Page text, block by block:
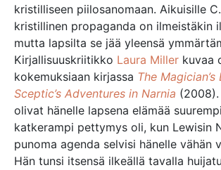
kristilliseen piilosanomaan. Aikuisille
kristillinen propaganda on ilmeistäkin
mutta lapsilta se jää yleensä
Kirjallisuuskriitikko Laura Miller kuvaa
kokemuksiaan kirjassa The Magician’s
Sceptic’s Adventures in Narnia
olivat hänelle lapsena elämää
katkerampi pettymys oli, kun Lewisin
punoma agenda selvisi hänelle vähän
Hän tunsi itsensä ilkeällä tavalla